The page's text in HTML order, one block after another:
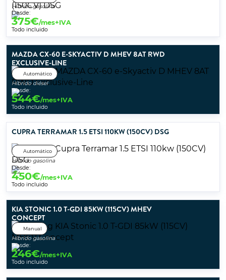
Híbrido gasolina
Desde:
375€/mes+IVA
Todo incluido
MAZDA CX-60 E-SKYACTIV D MHEV 8AT RWD
EXCLUSIVE-LINE
Automático
Híbrido diésel
Desde:
544€/mes+IVA
Todo incluido
CUPRA TERRAMAR 1.5 ETSI 110KW (150CV) DSG
Automático
Híbrido gasolina
Desde:
450€/mes+IVA
Todo incluido
KIA STONIC 1.0 T-GDI 85KW (115CV) MHEV
CONCEPT
Manual
Híbrido gasolina
Desde:
246€/mes+IVA
Todo incluido